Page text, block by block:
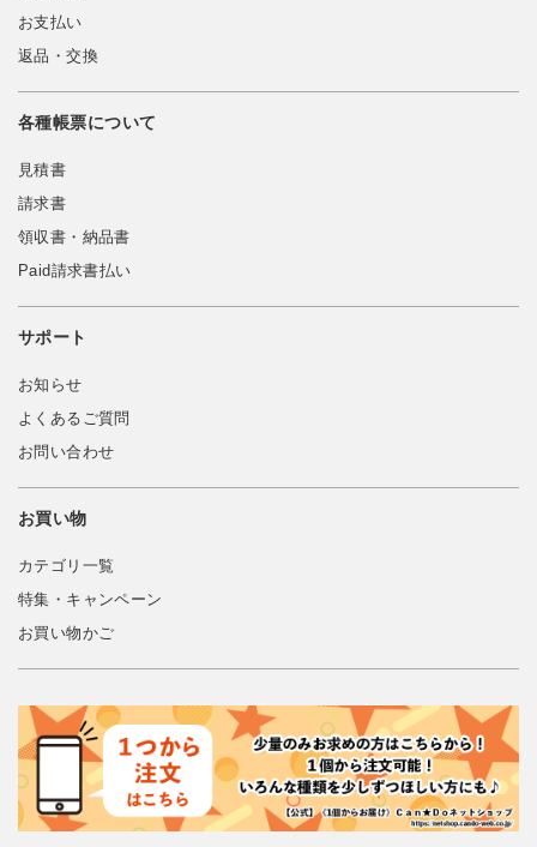
お支払い
返品・交換
各種帳票について
見積書
請求書
領収書・納品書
Paid請求書払い
サポート
お知らせ
よくあるご質問
お問い合わせ
お買い物
カテゴリ一覧
特集・キャンペーン
お買い物かご